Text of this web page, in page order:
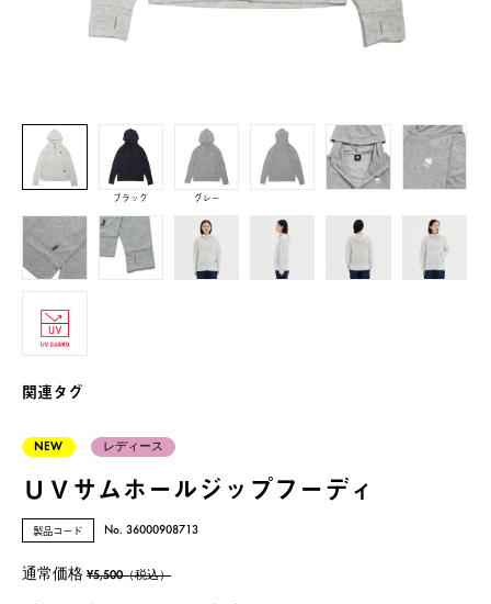
ブラック グレー
関連タグ
NEW レディース
ＵＶサムホールジップフーディ
製品コード No. 36000908713
通常価格 ¥5,500（税込）